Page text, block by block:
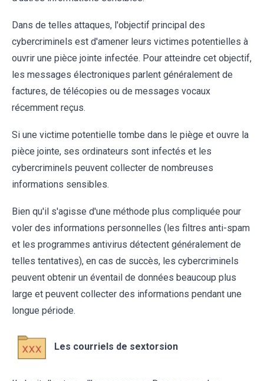
Dans de telles attaques, l'objectif principal des
cybercriminels est d'amener leurs victimes potentielles à
ouvrir une pièce jointe infectée. Pour atteindre cet objectif,
les messages électroniques parlent généralement de
factures, de télécopies ou de messages vocaux
récemment reçus.
Si une victime potentielle tombe dans le piège et ouvre la
pièce jointe, ses ordinateurs sont infectés et les
cybercriminels peuvent collecter de nombreuses
informations sensibles.
Bien qu'il s'agisse d'une méthode plus compliquée pour
voler des informations personnelles (les filtres anti-spam
et les programmes antivirus détectent généralement de
telles tentatives), en cas de succès, les cybercriminels
peuvent obtenir un éventail de données beaucoup plus
large et peuvent collecter des informations pendant une
longue période.
Les courriels de sextorsion